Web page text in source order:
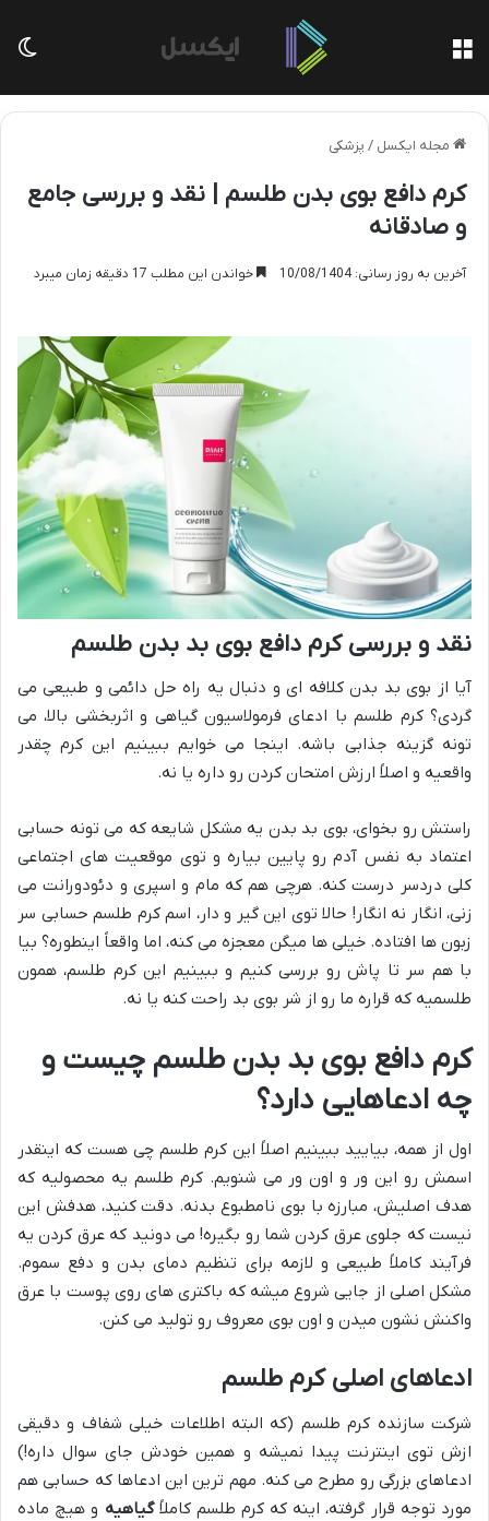
مجله ایکسل / پزشکی
کرم دافع بوی بدن طلسم | نقد و بررسی جامع
و صادقانه
آخرین به روز رسانی: 10/08/1404 خواندن این مطلب 17 دقیقه زمان میبرد
نقد و بررسی کرم دافع بوی بد بدن طلسم
آیا از بوی بد بدن کلافه ای و دنبال یه راه حل دائمی و طبیعی می
گردی؟ کرم طلسم با ادعای فرمولاسیون گیاهی و اثربخشی بالا، می
تونه گزینه جذابی باشه. اینجا می خوایم ببینیم این کرم چقدر
واقعیه و اصلاً ارزش امتحان کردن رو داره یا نه.
راستش رو بخوای، بوی بد بدن یه مشکل شایعه که می تونه حسابی
اعتماد به نفس آدم رو پایین بیاره و توی موقعیت های اجتماعی
کلی دردسر درست کنه. هرچی هم که مام و اسپری و دئودورانت می
زنی، انگار نه انگار! حالا توی این گیر و دار، اسم کرم طلسم حسابی سر
زبون ها افتاده. خیلی ها میگن معجزه می کنه، اما واقعاً اینطوره؟ بیا
با هم سر تا پاش رو بررسی کنیم و ببینیم این کرم طلسم، همون
طلسمیه که قراره ما رو از شر بوی بد راحت کنه یا نه.
کرم دافع بوی بد بدن طلسم چیست و
چه ادعاهایی دارد؟
اول از همه، بیایید ببینیم اصلاً این کرم طلسم چی هست که اینقدر
اسمش رو این ور و اون ور می شنویم. کرم طلسم یه محصولیه که
هدف اصلیش، مبارزه با بوی نامطبوع بدنه. دقت کنید، هدفش این
نیست که جلوی عرق کردن شما رو بگیره! می دونید که عرق کردن یه
فرآیند کاملاً طبیعی و لازمه برای تنظیم دمای بدن و دفع سموم.
مشکل اصلی از جایی شروع میشه که باکتری های روی پوست با عرق
واکنش نشون میدن و اون بوی معروف رو تولید می کنن.
ادعاهای اصلی کرم طلسم
شرکت سازنده کرم طلسم (که البته اطلاعات خیلی شفاف و دقیقی
ازش توی اینترنت پیدا نمیشه و همین خودش جای سوال داره!)
ادعاهای بزرگی رو مطرح می کنه. مهم ترین این ادعاها که حسابی هم
مورد توجه قرار گرفته، اینه که کرم طلسم کاملاًگیاهیه و هیچ ماده